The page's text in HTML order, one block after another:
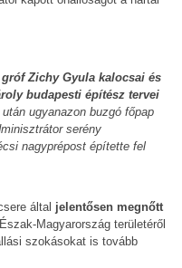
gróf Zichy Gyula kalocsai és
budapesti építész tervei
ugyanazon buzgó főpap
serény
nagyprépost építette fel
által jelentősen megnőtt
Magyarország területéről
szokásokat is tovább